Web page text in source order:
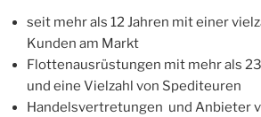
seit mehr als 12 Jahren mit einer
Kunden am Markt
Flottenausrüstungen mit mehr als
und eine Vielzahl von Spediteuren
Handelsvertretungen und Anbieter